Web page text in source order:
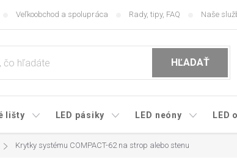
Veľkoobchod a spolupráca Rady, tipy, FAQ Naše
HĽADAŤ
lišty LED pásiky LED neóny LED
Krytky systému COMPACT-62 na strop alebo stenu